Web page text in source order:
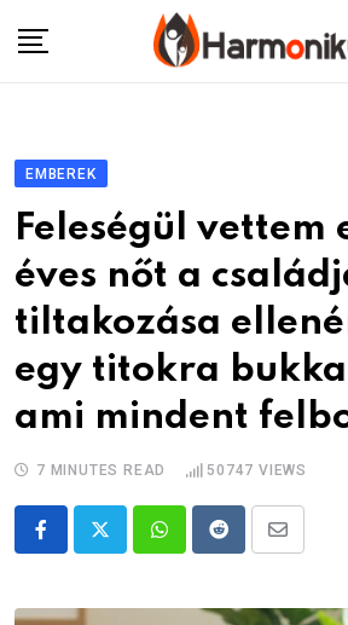
EMBEREK
Feleségül vettem
éves nőt a
tiltakozása
egy titokra
ami mindent
7 MINUTES READ 50747 VIEWS
WhatsappRedditShare
Email